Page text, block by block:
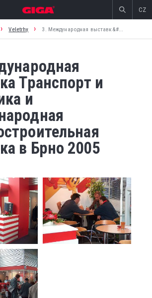
CZ
› Veletrhy › 3. Международная выставк&#...
Транспорт и
и
в Брно 2005